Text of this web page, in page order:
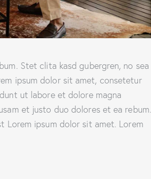
Stet clita kasd gubergren, no sea
ipsum dolor sit amet, consetetur
ut labore et dolore magna
et justo duo dolores et ea rebum.
Lorem ipsum dolor sit amet. Lorem